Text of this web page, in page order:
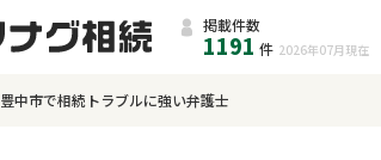
掲載件数
1191 件 2026年07月 現在
豊中市で相続トラブルに強い弁護士